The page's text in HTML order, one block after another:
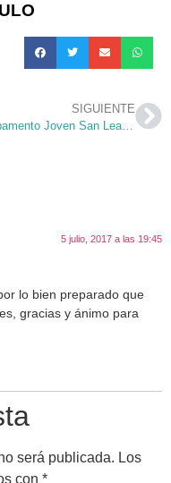
SIGUIENTE
Campamento Joven San Leandro 2017 – #Razón 1: el Amor
5 julio, 2017 a las 19:45
lo bien preparado que
gracias y ánimo para
será publicada. Los
con *